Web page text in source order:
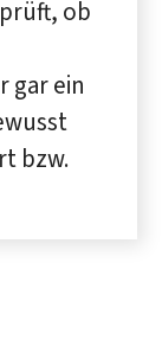
ob
gar ein
bzw.